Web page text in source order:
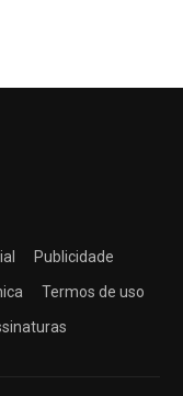
Publicidade
Termos de uso